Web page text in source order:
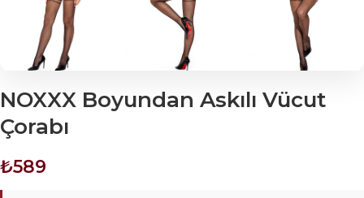
NOXXX Boyundan Askılı Vücut
Çorabı
₺589